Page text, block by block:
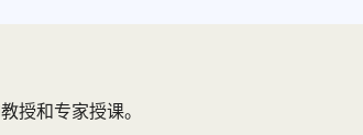
授和专家授课。